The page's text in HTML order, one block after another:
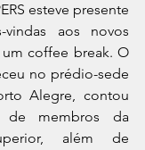
esteve presente
aos novos
coffee break. O
no prédio-sede
Alegre, contou
de membros da
além de